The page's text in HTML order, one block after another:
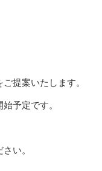
提案いたします。
予定です。
い。